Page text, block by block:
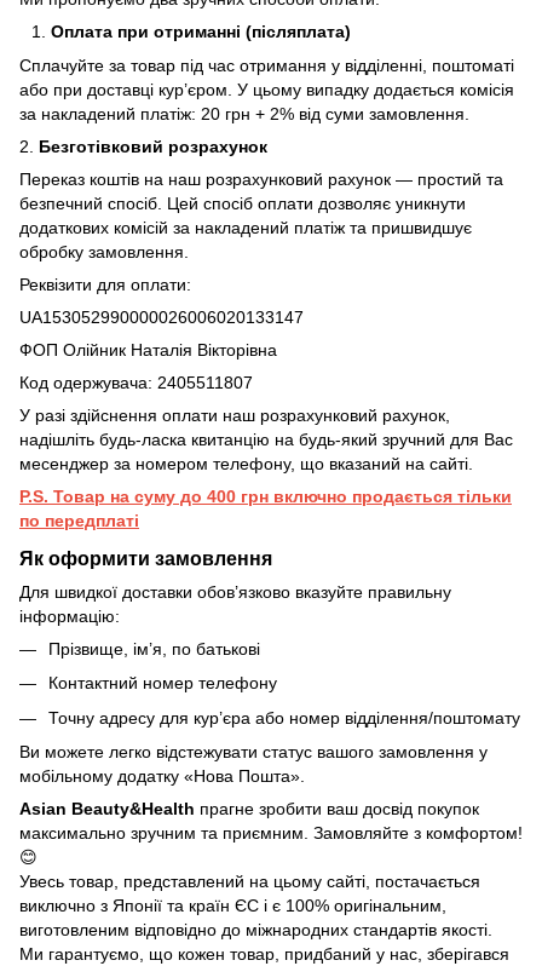
Оплата при отриманні (післяплата)
Сплачуйте за товар під час отримання у відділенні, поштоматі
або при доставці кур’єром. У цьому випадку додається комісія
за накладений платіж: 20 грн + 2% від суми замовлення.
2. Безготівковий розрахунок
Переказ коштів на наш розрахунковий рахунок — простий та
безпечний спосіб. Цей спосіб оплати дозволяє уникнути
додаткових комісій за накладений платіж та пришвидшує
обробку замовлення.
Реквізити для оплати:
UA153052990000026006020133147
ФОП Олійник Наталія Вікторівна
Код одержувача: 2405511807
У разі здійснення оплати наш розрахунковий рахунок,
надішліть будь-ласка квитанцію на будь-який зручний для Вас
месенджер за номером телефону, що вказаний на сайті.
P.S. Товар на суму до 400 грн включно продається тільки
по передплаті
Як оформити замовлення
Для швидкої доставки обов’язково вказуйте правильну
інформацію:
Прізвище, ім’я, по батькові
Контактний номер телефону
Точну адресу для кур’єра або номер відділення/поштомату
Ви можете легко відстежувати статус вашого замовлення у
мобільному додатку «Нова Пошта».
Asian Beauty&Health прагне зробити ваш досвід покупок
максимально зручним та приємним. Замовляйте з комфортом!
😊
Увесь товар, представлений на цьому сайті, постачається
виключно з Японії та країн ЄС і є 100% оригінальним,
виготовленим відповідно до міжнародних стандартів якості.
Ми гарантуємо, що кожен товар, придбаний у нас, зберігався